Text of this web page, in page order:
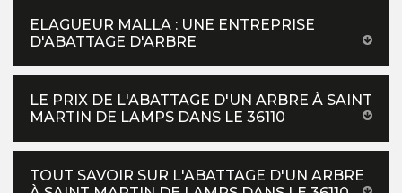
ELAGUEUR MALLA : UNE ENTREPRISE
D'ABATTAGE D'ARBRE
LE PRIX DE L'ABATTAGE D'UN ARBRE À SAINT
MARTIN DE LAMPS DANS LE 36110
TOUT SAVOIR SUR L'ABATTAGE D'UN ARBRE